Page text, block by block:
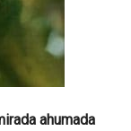
ahumada